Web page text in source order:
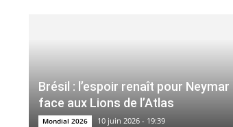
Brésil : l’espoir renaît pour Neymar
face aux Lions de l’Atlas
Mondial 2026 10 juin 2026 - 19:39